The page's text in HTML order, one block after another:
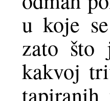
u koje
zato što
kakvoj